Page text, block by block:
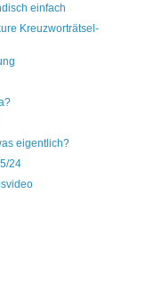
einfach
Kreuzworträtsel-
eigentlich?
24